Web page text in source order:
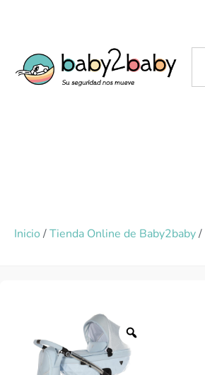
Inicio /Tienda Online de Baby2baby/